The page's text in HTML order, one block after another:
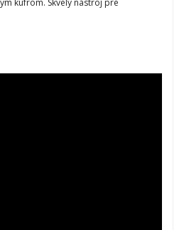
kufrom. Skvelý nástroj pre